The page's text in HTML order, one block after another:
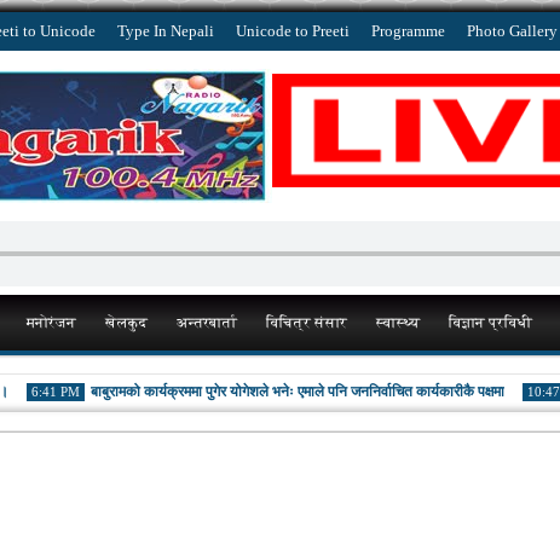
to Unicode Type In Nepali Unicode to Preeti Programme Photo Gallery
मनोरंजन खेलकुद अन्तरबार्ता विचित्र संसार स्वास्थ्य विज्ञान प्रविधी
6:41 PM बाबुरामको कार्यक्रममा पुगेर योगेशले भनेः एमाले पनि जननिर्वाचित कार्यकारीकै पक्षमा 10:47 AM